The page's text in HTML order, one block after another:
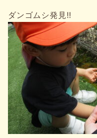
ダンゴムシ発見‼